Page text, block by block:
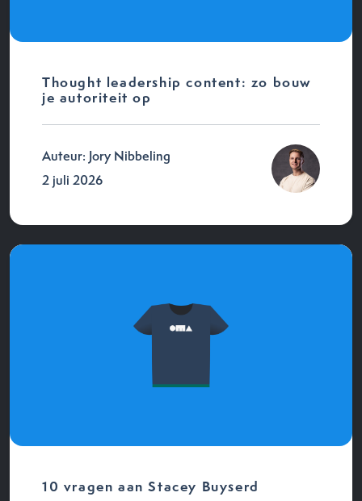
Thought leadership content: zo bouw
je autoriteit op
Auteur: Jory Nibbeling
2 juli 2026
10 vragen aan Stacey Buyserd